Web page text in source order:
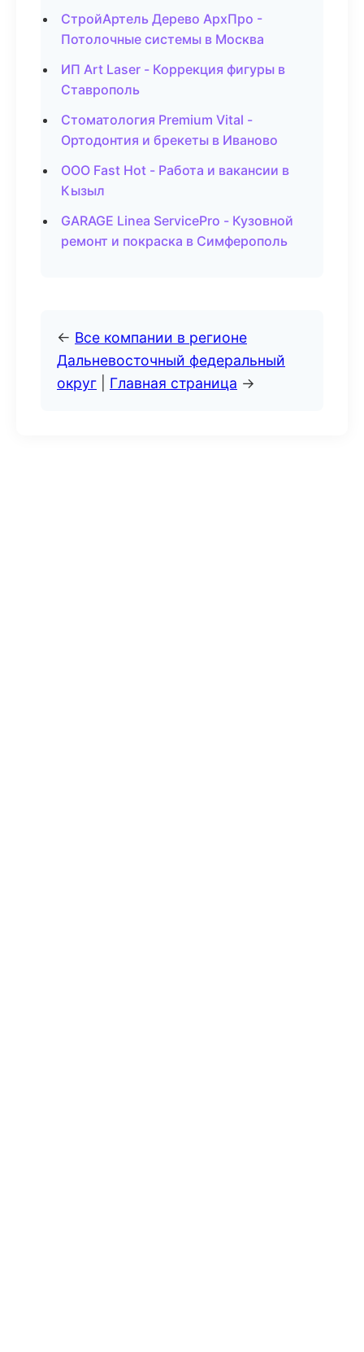
СтройАртель Дерево АрхПро -
Потолочные системы в Москва
ИП Art Laser - Коррекция фигуры в
Ставрополь
Стоматология Premium Vital -
Ортодонтия и брекеты в Иваново
ООО Fast Hot - Работа и вакансии в
Кызыл
GARAGE Linea ServicePro - Кузовной
ремонт и покраска в Симферополь
← Все компании в регионе
Дальневосточный федеральный
округ
Главная страница →